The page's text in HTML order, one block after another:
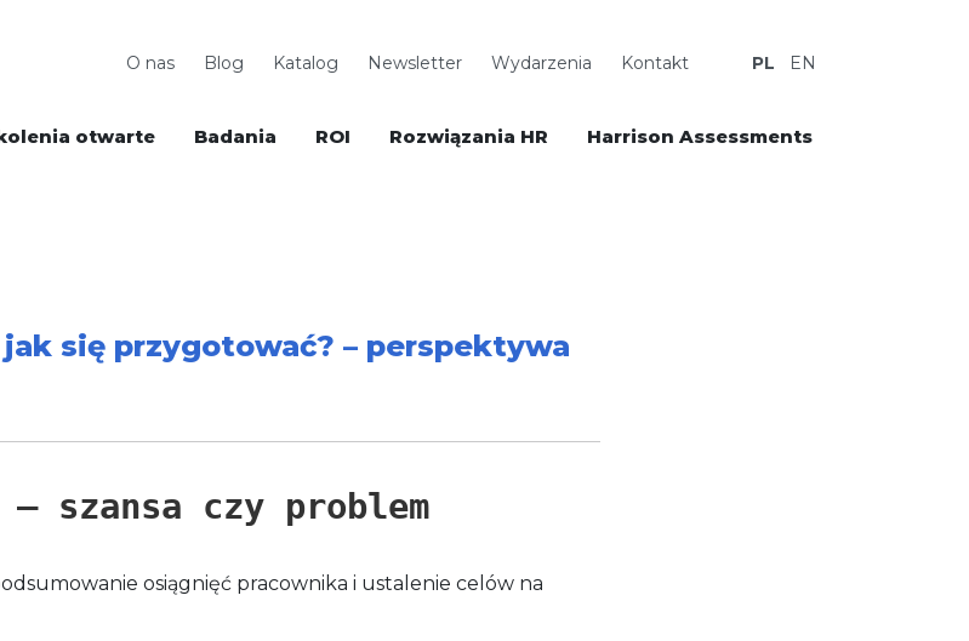
O nas Blog Katalog Newsletter Wydarzenia Kontakt PL EN
otwarte Badania ROI Rozwiązania HR Harrison Assessments
jak się przygotować? – perspektywa
– szansa czy problem
osiągnięć pracownika i ustalenie celów na